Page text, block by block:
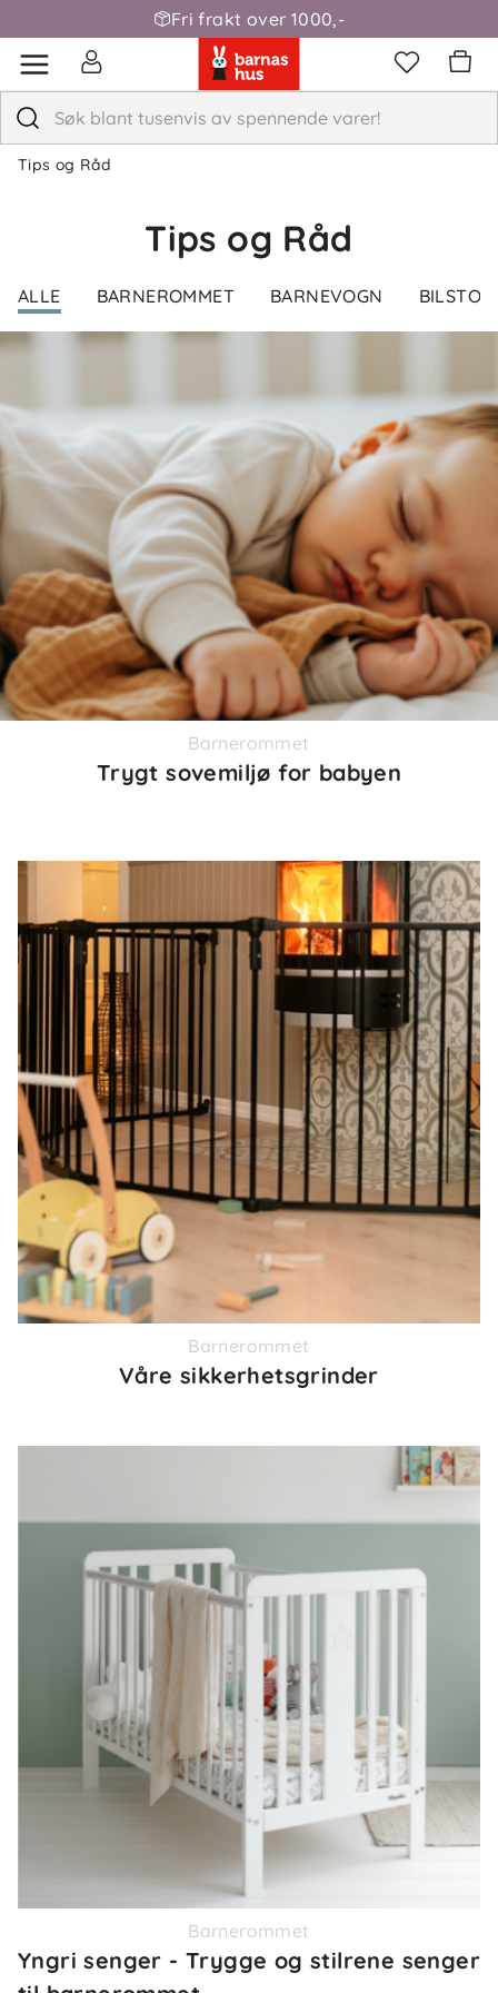
Fri frakt over 1000,-
Tips og Råd
Tips og Råd
ALLE BARNEROMMET BARNEVOGN
Barnerommet
Trygt sovemiljø for babyen
Barnerommet
Våre sikkerhetsgrinder
Barnerommet
Yngri senger - Trygge og stilrene senger